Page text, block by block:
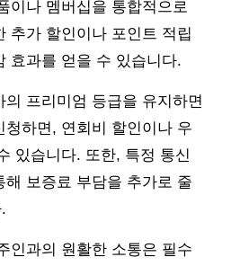
이나 멤버십을 통합적으로
추가 할인이나 포인트 적립
효과를 얻을 수 있습니다.
프리미엄 등급을 유지하면
청하면, 연회비 할인이나 우
있습니다. 또한, 특정 통신
보증료 부담을 추가로 줄
인과의 원활한 소통은 필수